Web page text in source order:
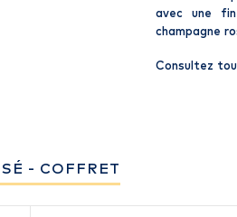
avec une
champagne
Consultez
- COFFRET